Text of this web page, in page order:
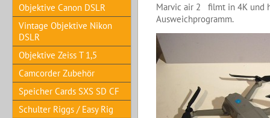
Objektive Canon DSLR
Vintage Objektive Nikon
DSLR
Objektive Zeiss T 1,5
Camcorder Zubehör
Speicher Cards SXS SD CF
Schulter Riggs / Easy Rig
Marvic air 2 filmt in 4K und
Ausweichprogramm.